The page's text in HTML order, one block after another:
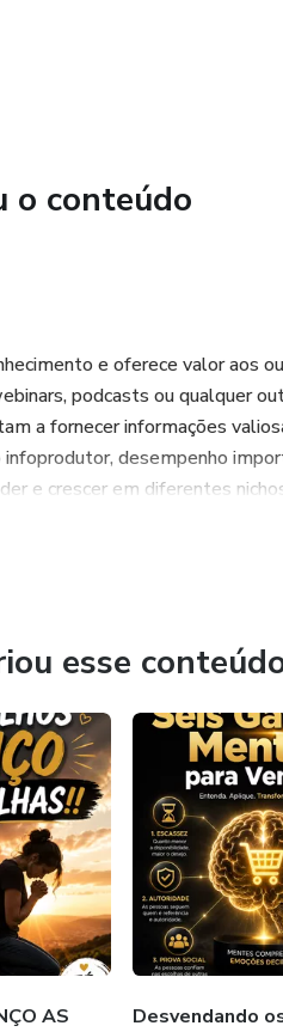
o conteúdo
e oferece valor aos
podcasts ou qualquer
a fornecer informações
desempenho
e crescer em diferentes
esse
AS
Desvendando